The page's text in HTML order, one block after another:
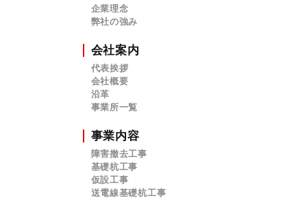
企業理念
弊社の強み
会社案内
代表挨拶
会社概要
沿革
事業所一覧
事業内容
障害撤去工事
基礎杭工事
仮設工事
送電線基礎杭工事